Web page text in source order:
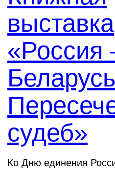
выставка
«Россия
судеб»
Ко Дню единения